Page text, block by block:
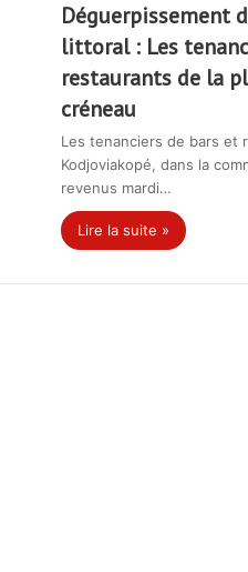
Déguerpissement
littoral : Les
restaurants de la
créneau
Les tenanciers de bars et
Kodjoviakopé, dans la
revenus mardi…
Lire la suite »